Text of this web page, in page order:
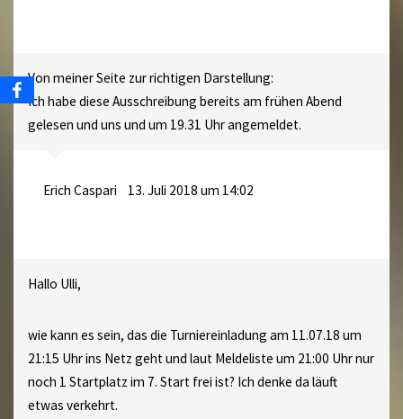
Von meiner Seite zur richtigen Darstellung:
Ich habe diese Ausschreibung bereits am frühen Abend
gelesen und uns und um 19.31 Uhr angemeldet.
Erich Caspari 13. Juli 2018 um 14:02
Hallo Ulli,
wie kann es sein, das die Turniereinladung am 11.07.18 um
21:15 Uhr ins Netz geht und laut Meldeliste um 21:00 Uhr nur
noch 1 Startplatz im 7. Start frei ist? Ich denke da läuft
etwas verkehrt.